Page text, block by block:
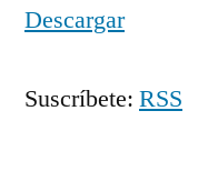
Descargar
Suscríbete: RSS